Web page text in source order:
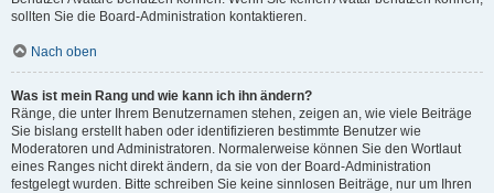
sollten Sie die Board-Administration kontaktieren.
Nach oben
Was ist mein Rang und wie kann ich ihn ändern?
Ränge, die unter Ihrem Benutzernamen stehen, zeigen an, wie viele Beiträge
Sie bislang erstellt haben oder identifizieren bestimmte Benutzer wie
Moderatoren und Administratoren. Normalerweise können Sie den Wortlaut
eines Ranges nicht direkt ändern, da sie von der Board-Administration
festgelegt wurden. Bitte schreiben Sie keine sinnlosen Beiträge, nur um Ihren